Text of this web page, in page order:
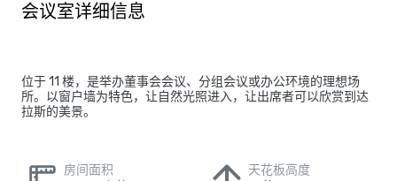
会议室详细信息
位于 11 楼，是举办董事会会议、分组会议或办公环境的理想场
所。以窗户墙为特色，让自然光照进入，让出席者可以欣赏到达
拉斯的美景。
房间面积
天花板高度